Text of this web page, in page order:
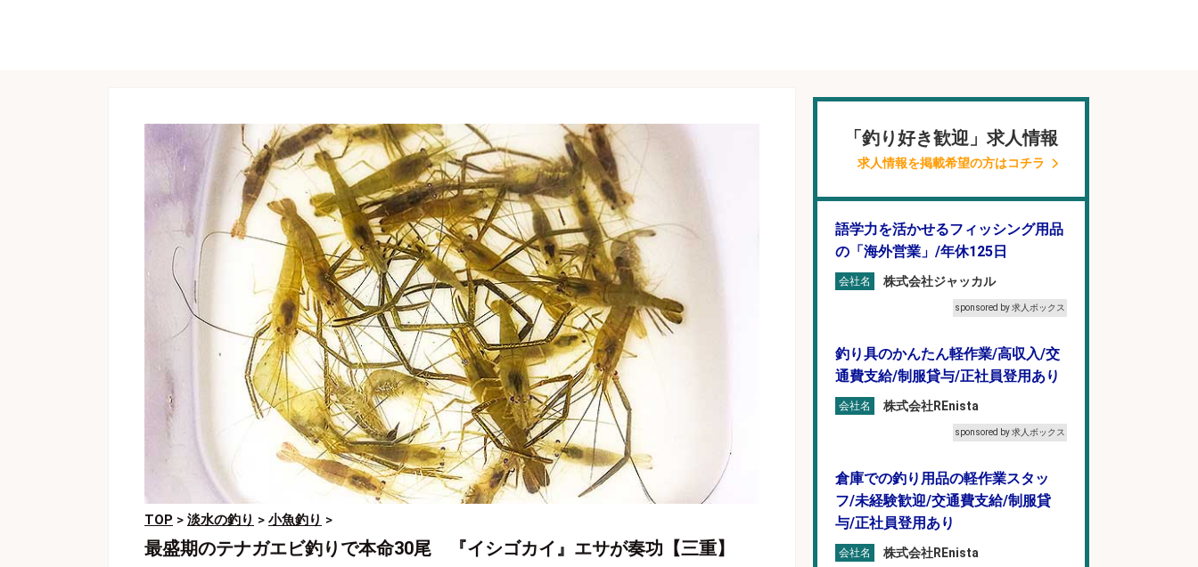
TOP > 淡水の釣り > 小魚釣り >
最盛期のテナガエビ釣りで本命30尾 『イシゴカイ』エサが奏功【三重】
「釣り好き歓迎」求人情報
求人情報を掲載希望の方はコチラ
語学力を活かせるフィッシング用品
の「海外営業」/年休125日
会社名 株式会社ジャッカル
sponsored by 求人ボックス
釣り具のかんたん軽作業/高収入/交
通費支給/制服貸与/正社員登用あり
会社名 株式会社REnista
sponsored by 求人ボックス
倉庫での釣り用品の軽作業スタッ
フ/未経験歓迎/交通費支給/制服貸
与/正社員登用あり
会社名 株式会社REnista